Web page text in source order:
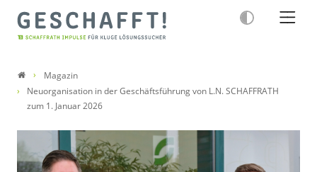
Magazin
Neuorganisation in der Geschäftsführung von L.N. SCHAFFRATH
zum 1. Januar 2026